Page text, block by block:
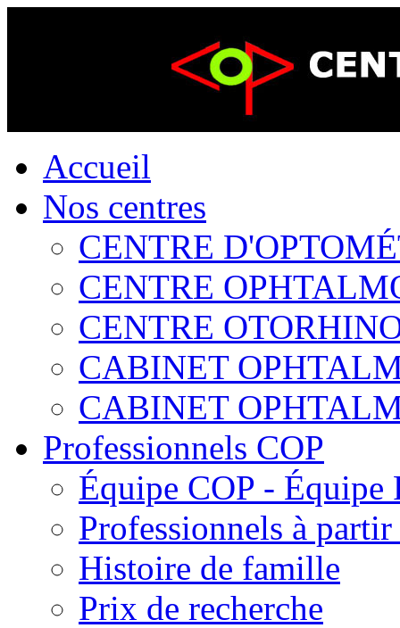
Accueil
Nos centres
CENTRE
CENTRE
CENTRE
CABINET
CABINET
Professionnels COP
Équipe COP - Équipe
Professionnels à
Histoire de famille
Prix de recherche